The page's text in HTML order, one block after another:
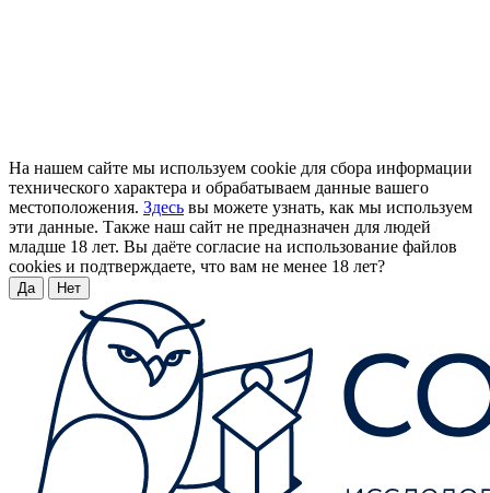
На нашем сайте мы используем cookie для сбора информации
технического характера и обрабатываем данные вашего
местоположения. Здесь вы можете узнать, как мы используем
эти данные. Также наш сайт не предназначен для людей
младше 18 лет. Вы даёте согласие на использование файлов
cookies и подтверждаете, что вам не менее 18 лет?
Да Нет